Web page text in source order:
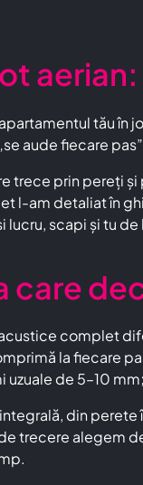
tău
aude fiecare
trece prin pereți
l-am detaliat în
scapi și tu
complet
la fiecare
de 5–10
din
trecere alegem